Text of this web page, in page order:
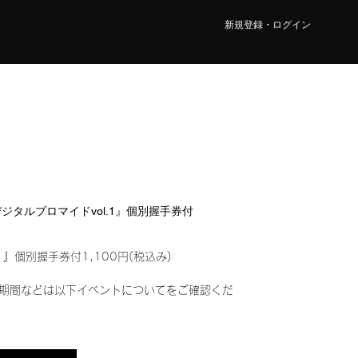
新規登録・ログイン
タルブロマイドvol.1』個別握手券付
』個別握手券付1,100円(税込み)
間などは以下イベントについてをご確認くだ